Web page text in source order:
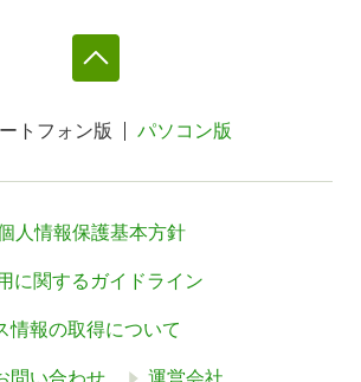
トフォン版 パソコン版
人情報保護基本方針
に関するガイドライン
情報の取得について
問い合わせ 運営会社